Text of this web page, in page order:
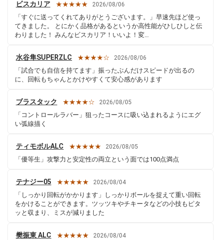
ビスカリア ★★★★★ 2026/08/06
「すぐに送ってくれてありがとうございます。」早速先ほど使っ
てきました。 とにかく品格があるというか高性能がひしひしと伝
わりました！ みんなビスカリア！いいよ！変…
水谷隼SUPERZLC ★★★★☆ 2026/08/06
「試合でも自信を持てます」振ったぶんだけスピードが出るの
に、回転もちゃんとかけやすくて安心感があります
ブラスタック ★★★★☆ 2026/08/05
「コントロールラバー」狙ったコースに吸い込まれるようにエグ
い弧線描く
ティモボルALC ★★★★★ 2026/08/05
「優等生」攻撃力と安定性の両立という面では100点満点
テナジー05 ★★★★★ 2026/08/04
「しっかり回転がかかります」しっかりボールを捉えて重い回転
をかけることができます。ツッツキやチキータなどの小技もピタ
ッと収まり、ミスが減りました
樊振東 ALC ★★★★★ 2026/08/04